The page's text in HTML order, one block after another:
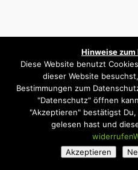
Hinweise zum
Diese Website benutzt
dieser Website
Bestimmungen zum
"Datenschutz" öffnen
"Akzeptieren" bestätigst
gelesen hast und
widerrufen
Akzeptieren